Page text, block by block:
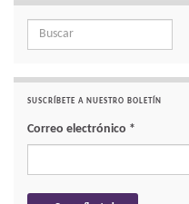
Search for:
SUSCRÍBETE A NUESTRO BOLETÍN
Correo electrónico *